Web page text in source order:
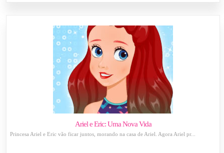
Ariel e Eric: Uma Nova Vida
Princesa Ariel e Eric vão ficar juntos, morando na casa de Ariel. Agora Ariel pr...